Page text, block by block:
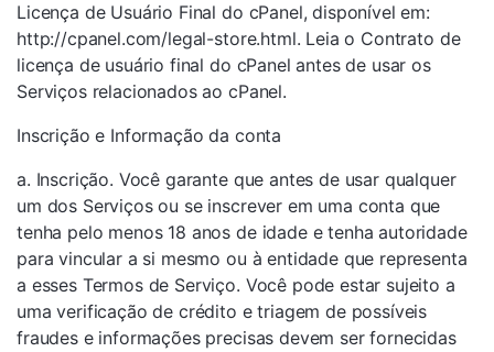
Licença de Usuário Final do cPanel, disponível em:
http://cpanel.com/legal-store.html. Leia o Contrato de
licença de usuário final do cPanel antes de usar os
Serviços relacionados ao cPanel.
Inscrição e Informação da conta
a. Inscrição. Você garante que antes de usar qualquer
um dos Serviços ou se inscrever em uma conta que
tenha pelo menos 18 anos de idade e tenha autoridade
para vincular a si mesmo ou à entidade que representa
a esses Termos de Serviço. Você pode estar sujeito a
uma verificação de crédito e triagem de possíveis
fraudes e informações precisas devem ser fornecidas